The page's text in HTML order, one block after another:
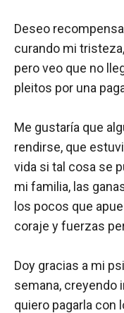
Deseo
curando mi
pero veo que no
pleitos por una
Me gustaría que
rendirse, que
vida si tal cosa se
mi familia, las
los pocos que
coraje y fuerzas
Doy gracias a mi
semana, creyendo
quiero pagarla con